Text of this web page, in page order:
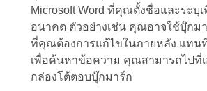
Microsoft Word ที่คุณตั้งชื่อและระบุ
อนาคต ตัวอย่างเช่น คุณอาจใช้บุ๊กม
ที่คุณต้องการแก้ไขในภายหลัง แทนที่
เพื่อค้นหาข้อความ คุณสามารถไปที่
กล่องโต้ตอบบุ๊กมาร์ก